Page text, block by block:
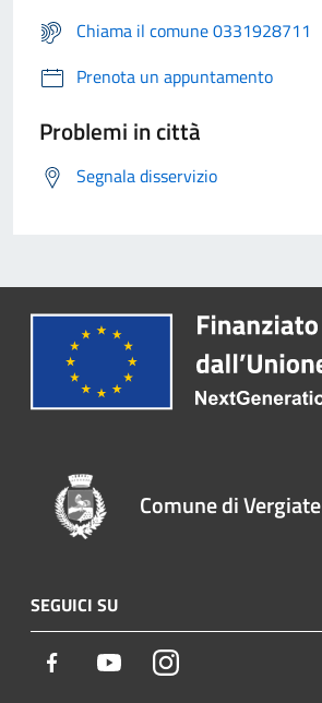
Chiama il comune 0331928711
Prenota un appuntamento
Problemi in città
Segnala disservizio
Comune di Vergiate
SEGUICI SU
Facebook YoutubeInstagram